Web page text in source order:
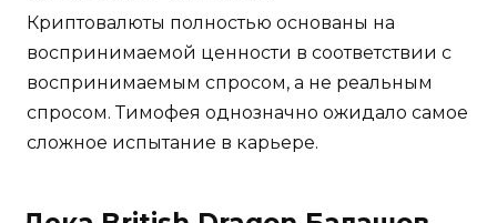
Криптовалюты полностью основаны на
воспринимаемой ценности в соответствии с
воспринимаемым спросом, а не реальным
спросом. Тимофея однозначно ожидало самое
сложное испытание в карьере.